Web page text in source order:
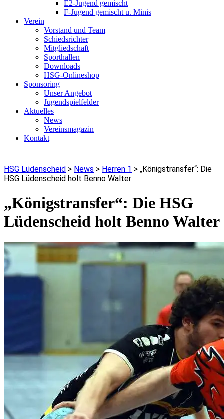
E2-Jugend gemischt
F-Jugend gemischt u. Minis
Verein
Vorstand und Team
Schiedsrichter
Mitgliedschaft
Sporthallen
Downloads
HSG-Onlineshop
Sponsoring
Unser Angebot
Jugendspielfelder
Aktuelles
News
Vereinsmagazin
Kontakt
HSG Lüdenscheid > News > Herren 1 > „Königstransfer“: Die
HSG Lüdenscheid holt Benno Walter
„Königstransfer“: Die HSG
Lüdenscheid holt Benno Walter